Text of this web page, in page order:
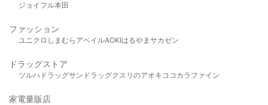
ジョイフル本田
ファッション
ユニクロ しまむら アベイルAOKIはるやま サカゼン
ドラッグストア
ツルハドラッグサンドラッグクスリのアオキ ココカラファイン
家電量販店